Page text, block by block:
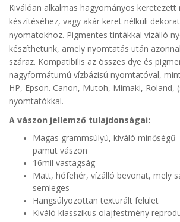
Kiválóan alkalmas hagyományos keretezett
készítéséhez, vagy akár keret nélküli
nyomatokhoz. Pigmentes tintákkal vízálló
készíthetünk, amely nyomtatás után
száraz. Kompatibilis az összes dye és
nagyformátumú vízbázisú nyomtatóval,
HP, Epson. Canon, Mutoh, Mimaki, Roland,
nyomtatókkal.
A vászon jellemző tulajdonságai:
Magas grammsúlyú, kiváló
pamut vászon
16mil vastagság
Matt, hófehér, vízálló bevonat, mely
semleges
Hangsúlyozottan texturált felület
Kiváló klasszikus olajfestmény